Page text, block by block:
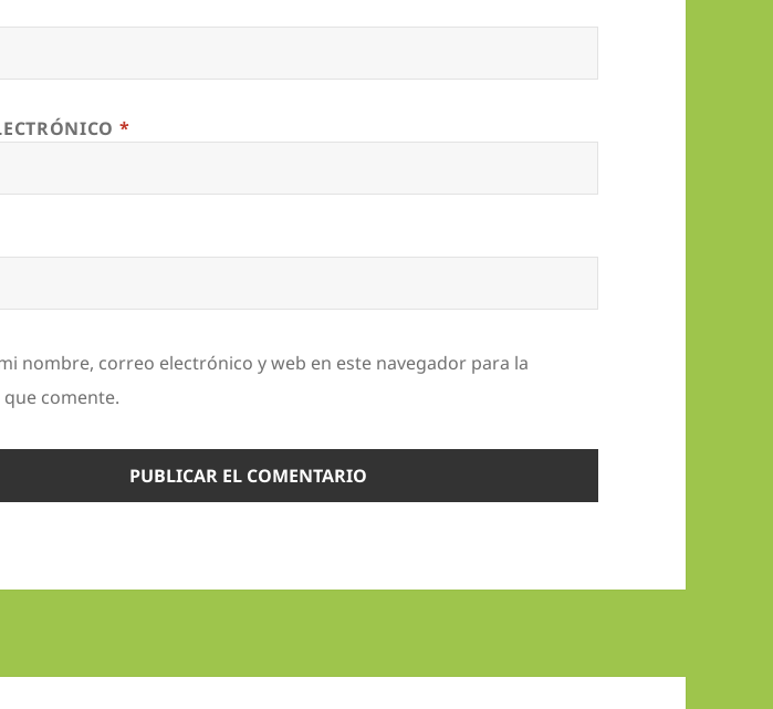
*
nombre, correo electrónico y web en este navegador para la
comente.